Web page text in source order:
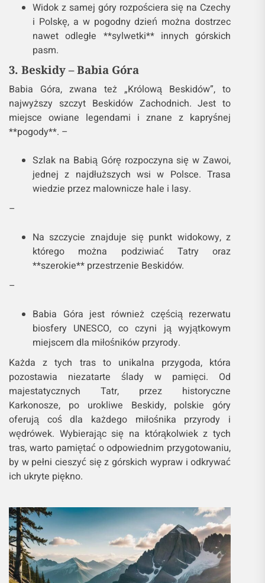
Widok z samej góry rozpościera się na Czechy
i Polskę, a w pogodny dzień można dostrzec
nawet odległe **sylwetki** innych górskich
pasm.
3. Beskidy – Babia Góra
Babia Góra, zwana też „Królową Beskidów”, to
najwyższy szczyt Beskidów Zachodnich. Jest to
miejsce owiane legendami i znane z kapryśnej
**pogody**. –
Szlak na Babią Górę rozpoczyna się w Zawoi,
jednej z najdłuższych wsi w Polsce. Trasa
wiedzie przez malownicze hale i lasy.
–
Na szczycie znajduje się punkt widokowy, z
którego można podziwiać Tatry oraz
**szerokie** przestrzenie Beskidów.
–
Babia Góra jest również częścią rezerwatu
biosfery UNESCO, co czyni ją wyjątkowym
miejscem dla miłośników przyrody.
Każda z tych tras to unikalna przygoda, która
pozostawia niezatarte ślady w pamięci. Od
majestatycznych Tatr, przez historyczne
Karkonosze, po urokliwe Beskidy, polskie góry
oferują coś dla każdego miłośnika przyrody i
wędrówek. Wybierając się na którąkolwiek z tych
tras, warto pamiętać o odpowiednim przygotowaniu,
by w pełni cieszyć się z górskich wypraw i odkrywać
ich ukryte piękno.